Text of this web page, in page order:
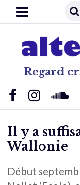
Regard
Il y a
Wallonie
Début